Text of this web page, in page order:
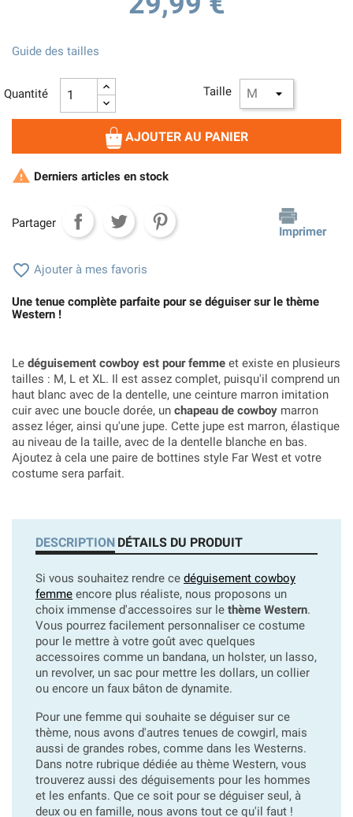
Taille
Guide des tailles
Quantité
AJOUTER AU PANIER
 Derniers articles en stock
Partager
Imprimer
 Ajouter à mes favoris
Une tenue complète parfaite pour se déguiser sur le thème
Western !
Le déguisement cowboy est pour femme et existe en plusieurs
tailles : M, L et XL. Il est assez complet, puisqu'il comprend un
haut blanc avec de la dentelle, une ceinture marron imitation
cuir avec une boucle dorée, un chapeau de cowboy marron
assez léger, ainsi qu'une jupe. Cette jupe est marron, élastique
au niveau de la taille, avec de la dentelle blanche en bas.
Ajoutez à cela une paire de bottines style Far West et votre
costume sera parfait.
DESCRIPTION DÉTAILS DU PRODUIT
Si vous souhaitez rendre ce déguisement cowboy
femme encore plus réaliste, nous proposons un
choix immense d'accessoires sur le thème Western.
Vous pourrez facilement personnaliser ce costume
pour le mettre à votre goût avec quelques
accessoires comme un bandana, un holster, un lasso,
un revolver, un sac pour mettre les dollars, un collier
ou encore un faux bâton de dynamite.
Pour une femme qui souhaite se déguiser sur ce
thème, nous avons d'autres tenues de cowgirl, mais
aussi de grandes robes, comme dans les Westerns.
Dans notre rubrique dédiée au thème Western, vous
trouverez aussi des déguisements pour les hommes
et les enfants. Que ce soit pour se déguiser seul, à
deux ou en famille, nous avons tout ce qu'il faut !